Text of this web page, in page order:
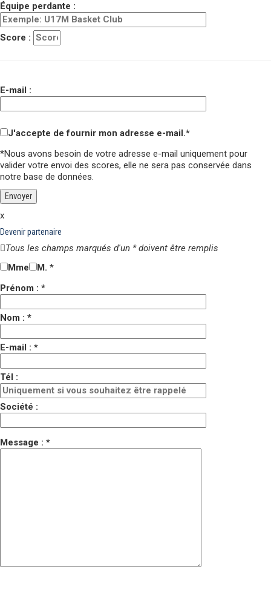
Équipe perdante :
Score :
E-mail :
J'accepte de fournir mon adresse e-mail.*
*Nous avons besoin de votre adresse e-mail uniquement pour
valider votre envoi des scores, elle ne sera pas conservée dans
notre base de données.
x
Devenir partenaire
Tous les champs marqués d'un * doivent être remplis
Mme
M. *
Prénom : *
Nom : *
E-mail : *
Tél :
Société :
Message : *